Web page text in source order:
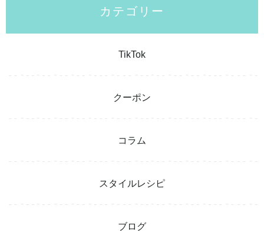
カテゴリー
TikTok
クーポン
コラム
スタイルレシピ
ブログ